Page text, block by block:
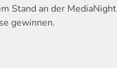
Stand an der MediaNight
gewinnen.